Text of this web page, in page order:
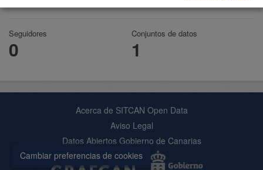
Cambiar preferencias de cookies
Seguidores
0
Conjuntos de datos
1
Acerca de SITCAN Open Data
Aviso Legal
Datos Abiertos Gobierno de Canarias